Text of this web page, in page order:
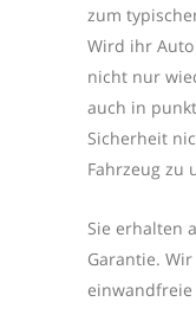
zum
Wird ihr
nicht nur
auch in
Sicherheit
Fahrzeug zu
Sie erhalten
Garantie.
einwandfreie